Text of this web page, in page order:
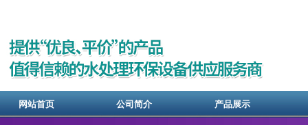
网站首页 公司简介 产品展示